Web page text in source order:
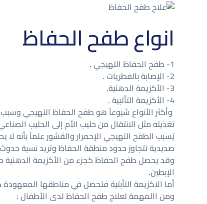
انواع طفح الحفاظ
1- طفح الحفاظ التهيجي .
2- الإصابة بالفطريات .
3- الأكزيمة الدهنية.
4- الأكزيمة التأتبية .
وأكثر الأنواع شيوعاً هو طفح الحفاظ التهيجي
تغذيته مثل الانتقال من حليب الأم إلى الحليب
يُسبب الطفح التهيجي الإحمرار والقشور علماً بأنه لا
صديدية تتجاوز حدود منطقة الحفاظ وتريد نسبة
وقد يحصل طفح الحفاظ كجزء من الأكزيمة الدهنية
الإبطين.
أما الاكزيمة التأبتية فتحصل في مناطقها
ومن االمهمة لعلاج طفح الحفاظ لدى الأطفال :